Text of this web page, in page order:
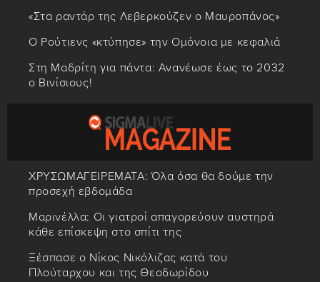
«Στα ραντάρ της Λεβερκούζεν ο Μαυροπάνος»
Ο Ρούτιενς «κτύπησε» την Ομόνοια με κεφαλιά
Στη Μαδρίτη για πάντα: Ανανέωσε έως το 2032
ο Βινίσιους!
ΧΡΥΣΩΜΑΓΕΙΡΕΜΑΤΑ: Όλα όσα θα δούμε την
προσεχή εβδομάδα
Μαρινέλλα: Οι γιατροί απαγορεύουν αυστηρά
κάθε επίσκεψη στο σπίτι της
Ξέσπασε ο Νίκος Νικόλιζας κατά του
Πλούταρχου και της Θεοδωρίδου